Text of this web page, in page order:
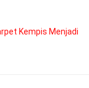
Kempis Menjadi